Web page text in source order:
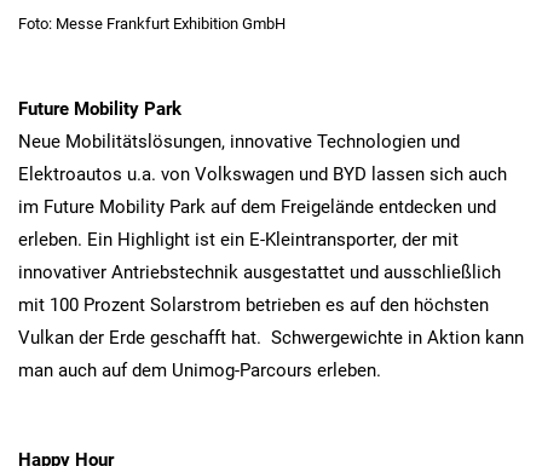
Foto: Messe Frankfurt Exhibition GmbH
Future Mobility Park
Neue Mobilitätslösungen, innovative Technologien und
Elektroautos u.a. von Volkswagen und BYD lassen sich auch
im Future Mobility Park auf dem Freigelände entdecken und
erleben. Ein Highlight ist ein E-Kleintransporter, der mit
innovativer Antriebstechnik ausgestattet und ausschließlich
mit 100 Prozent Solarstrom betrieben es auf den höchsten
Vulkan der Erde geschafft hat. Schwergewichte in Aktion kann
man auch auf dem Unimog-Parcours erleben.
Happy Hour